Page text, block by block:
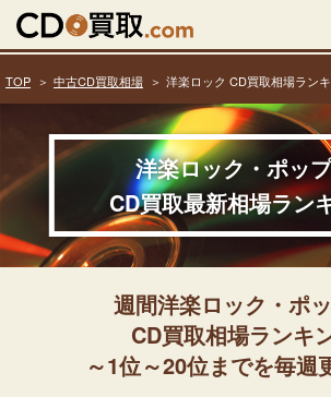
TOP 中古CD買取相場 洋楽ロック CD買取相場ラン
洋楽ロック・ポッ
CD買取最新相場ラン
週間洋楽ロック・ポ
CD買取相場ランキ
～1位～20位までを毎週